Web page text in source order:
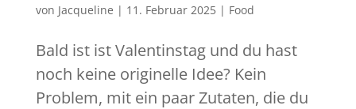
von Jacqueline | 11. Februar 2025| Food
Bald ist ist Valentinstag und du hast
noch keine originelle Idee? Kein
Problem, mit ein paar Zutaten, die du